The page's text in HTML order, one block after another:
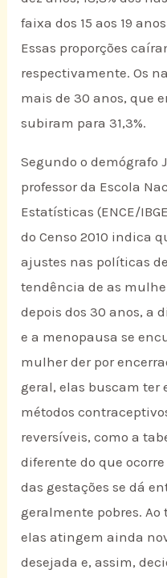
faixa dos 15 aos 19
Essas proporções
respectivamente. Os
mais de 30 anos, que
subiram para 31,3%.
Segundo o demógrafo
professor da Escola
Estatísticas (ENCE/
do Censo 2010 indica
ajustes nas políticas
tendência de as
depois dos 30 anos, a
e a menopausa se
mulher der por
geral, elas buscam ter
métodos
reversíveis, como a
diferente do que
das gestações se dá
geralmente pobres. Ao
elas atingem ainda
desejada e, assim,